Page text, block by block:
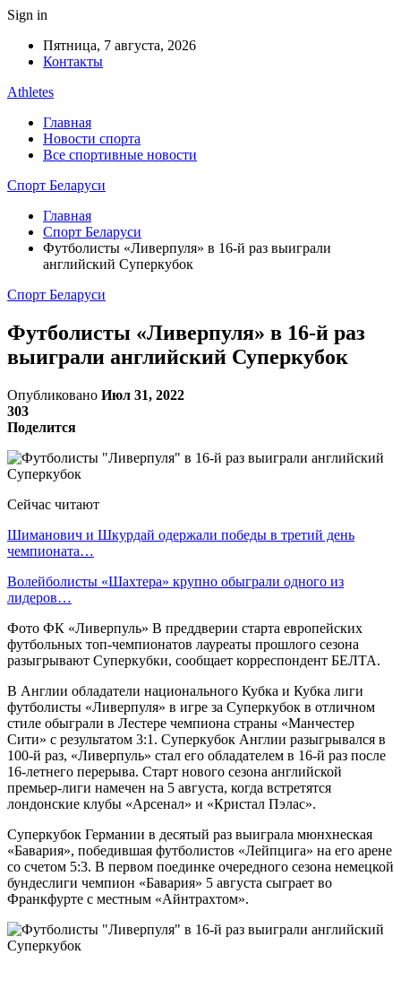
Sign in
Пятница, 7 августа, 2026
Контакты
Athletes
Главная
Новости спорта
Все спортивные новости
Спорт Беларуси
Главная
Спорт Беларуси
Футболисты «Ливерпуля» в 16-й раз выиграли
английский Суперкубок
Спорт Беларуси
Футболисты «Ливерпуля» в 16-й раз
выиграли английский Суперкубок
Опубликовано Июл 31, 2022
303
Поделится
Сейчас читают
Шиманович и Шкурдай одержали победы в третий день
чемпионата…
Волейболисты «Шахтера» крупно обыграли одного из
лидеров…
Фото ФК «Ливерпуль» В преддверии старта европейских
футбольных топ-чемпионатов лауреаты прошлого сезона
разыгрывают Суперкубки, сообщает корреспондент БЕЛТА.
В Англии обладатели национального Кубка и Кубка лиги
футболисты «Ливерпуля» в игре за Суперкубок в отличном
стиле обыграли в Лестере чемпиона страны «Манчестер
Сити» с результатом 3:1. Суперкубок Англии разыгрывался в
100-й раз, «Ливерпуль» стал его обладателем в 16-й раз после
16-летнего перерыва. Старт нового сезона английской
премьер-лиги намечен на 5 августа, когда встретятся
лондонские клубы «Арсенал» и «Кристал Пэлас».
Суперкубок Германии в десятый раз выиграла мюнхнеская
«Бавария», победившая футболистов «Лейпцига» на его арене
со счетом 5:3. В первом поединке очередного сезона немецкой
бундеслиги чемпион «Бавария» 5 августа сыграет во
Франкфурте с местным «Айнтрахтом».